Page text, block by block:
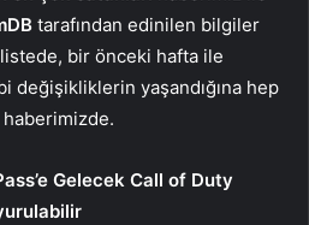
tarafından edinilen bilgiler
listede, bir önceki hafta ile
değişikliklerin yaşandığına hep
Gelecek Call of Duty